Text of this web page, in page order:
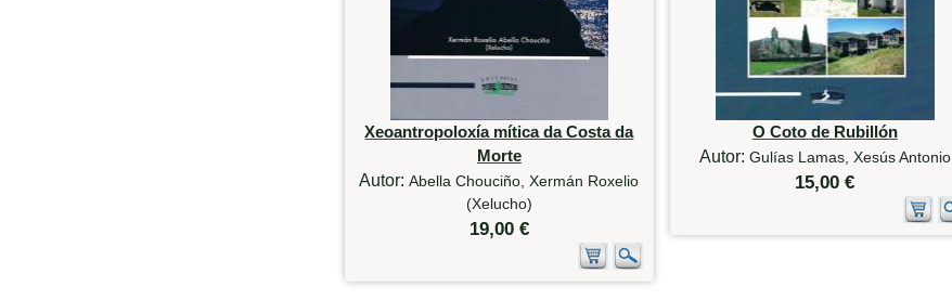
Xeoantropoloxía mítica da Costa da
Morte
Autor:Abella Chouciño, Xermán Roxelio
(Xelucho)
19,00 €
O Coto de Rubillón
Autor: Gulías Lamas, Xesús Antonio
15,00 €